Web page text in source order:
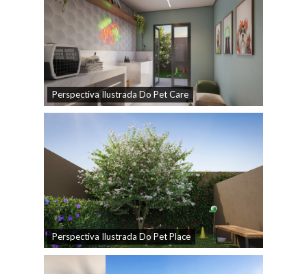
Perspectiva Ilustrada Do Pet Care
Perspectiva Ilustrada Do Pet Place